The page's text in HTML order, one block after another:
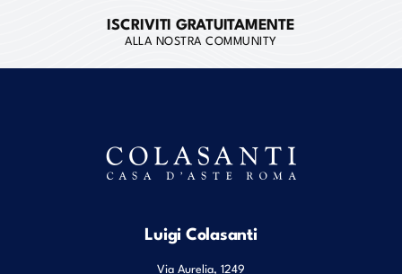
ISCRIVITI GRATUITAMENTE
ALLA NOSTRA COMMUNITY
Luigi Colasanti
Via Aurelia, 1249